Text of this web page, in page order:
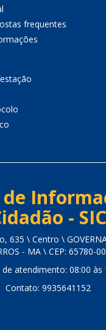
frequentes
de
- SIC
635 \ Centro \
- MA \ CEP: 65780-
atendimento: 08:00 às
Contato: 9935641152